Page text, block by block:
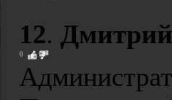
12. Дмитрий
0